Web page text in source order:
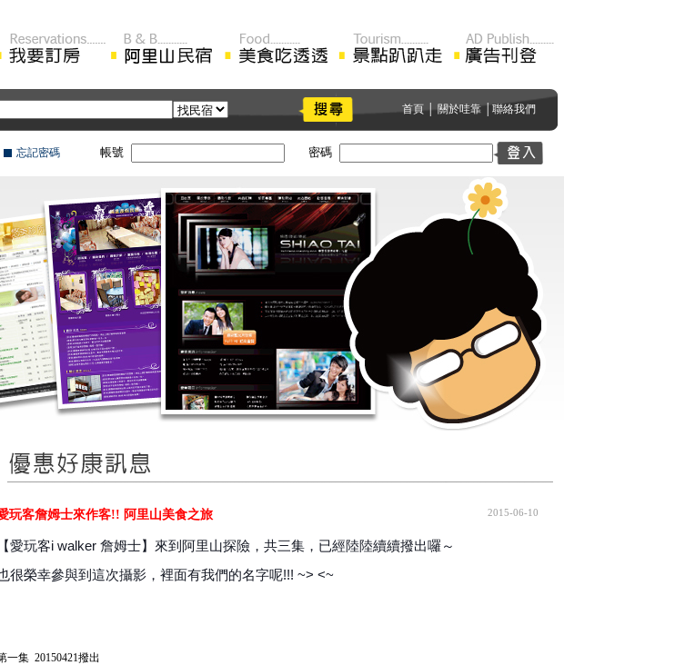
首頁│關於哇靠│ 聯絡我們
忘記密碼 帳號 密碼
玩客詹姆士來作客!! 阿里山美食之旅 2015-06-10
【愛玩客i walker 詹姆士】來到阿里山探險，共三集， 已經陸陸續續撥出囉～
很榮幸參與到這次攝影，裡面有我們的名字呢!!! ~> <~
一集 20150421撥出